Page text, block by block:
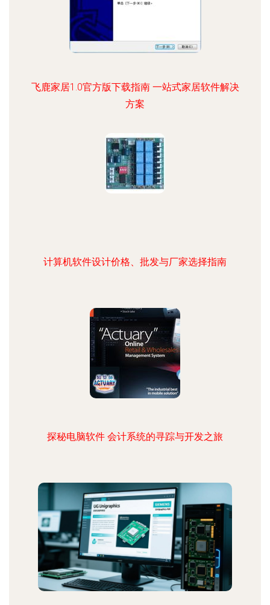
飞鹿家居1.0官方版下载指南 一站式家居软件解决
方案
计算机软件设计价格、批发与厂家选择指南
探秘电脑软件 会计系统的寻踪与开发之旅